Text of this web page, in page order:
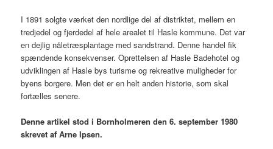
I 1891 solgte værket den nordlige del af distriktet, mellem en
tredjedel og fjerdedel af hele arealet til Hasle kommune. Det var
en dejlig nåletræsplantage med sandstrand. Denne handel fik
spændende konsekvenser. Oprettelsen af Hasle Badehotel og
udviklingen af Hasle bys turisme og rekreative muligheder for
byens borgere. Men det er en helt anden historie, som skal
fortælles senere.
Denne artikel stod i Bornholmeren den 6. september 1980
skrevet af Arne Ipsen.